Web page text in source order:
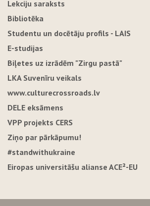
Lekciju saraksts
Bibliotēka
Studentu un docētāju profils - LAIS
E-studijas
Biļetes uz izrādēm "Zirgu pastā"
LKA Suvenīru veikals
www.culturecrossroads.lv
DELE eksāmens
VPP projekts CERS
Ziņo par pārkāpumu!
#standwithukraine
Eiropas universitāšu alianse ACE²-EU